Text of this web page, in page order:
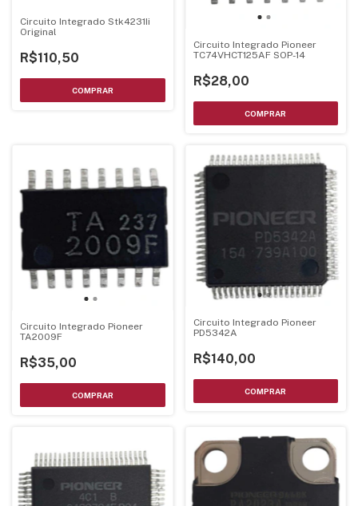
Circuito Integrado Stk4231Ii
Original
R$110,50
Circuito Integrado Pioneer
TC74VHCT125AF SOP-14
R$28,00
Circuito Integrado Pioneer
TA2009F
R$35,00
Circuito Integrado Pioneer
PD5342A
R$140,00